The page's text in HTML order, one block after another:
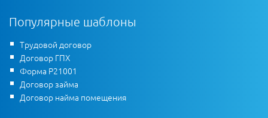
Популярные шаблоны
Трудовой договор
Договор ГПХ
Форма Р21001
Договор займа
Договор найма помещения